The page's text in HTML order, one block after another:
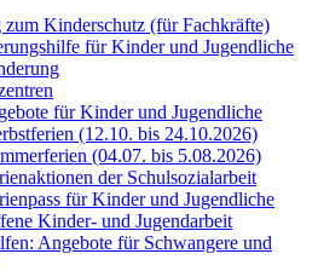
zum Kinderschutz (für Fachkräfte)
für Kinder und Jugendliche
für Kinder und Jugendliche
(12.10. bis 24.10.2026)
(04.07. bis 5.08.2026)
der Schulsozialarbeit
für Kinder und Jugendliche
Kinder- und Jugendarbeit
Angebote für Schwangere und